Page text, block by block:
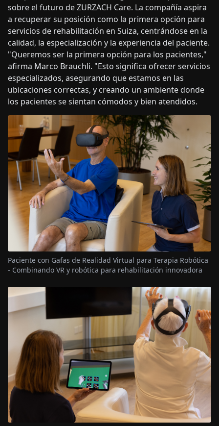
sobre el futuro de ZURZACH Care. La compañía aspira
a recuperar su posición como la primera opción para
servicios de rehabilitación en Suiza, centrándose en la
calidad, la especialización y la experiencia del paciente.
"Queremos ser la primera opción para los pacientes,"
afirma Marco Brauchli. "Esto significa ofrecer servicios
especializados, asegurando que estamos en las
ubicaciones correctas, y creando un ambiente donde
los pacientes se sientan cómodos y bien atendidos.
Paciente con Gafas de Realidad Virtual para Terapia Robótica
- Combinando VR y robótica para rehabilitación innovadora